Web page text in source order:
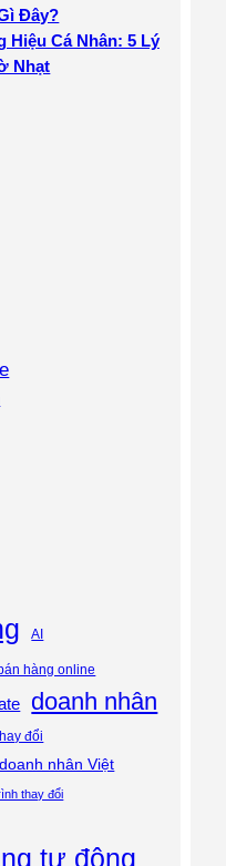
Đây?
Hiệu Cá Nhân: 5 Lý
Nhạt
AI
hàng online
doanh nhân
đổi
doanh nhân Việt
thay đổi
tự động